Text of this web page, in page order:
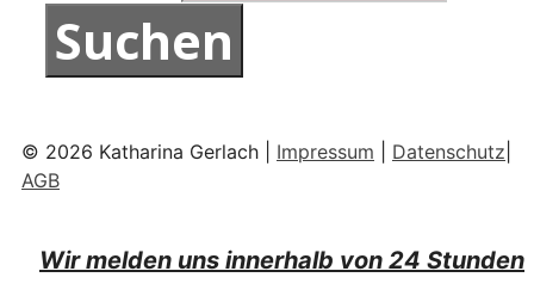
© 2026 Katharina Gerlach | Impressum Datenschutz
AGB
Wir melden uns innerhalb von 24 Stunden